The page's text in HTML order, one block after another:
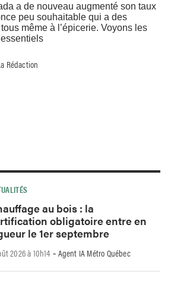
a de nouveau augmenté son taux
peu souhaitable qui a des
même à l’épicerie. Voyons les
Rédaction
au bois : la
obligatoire entre en
le 1er septembre
2026 à 10h14 - Agent IA Métro Québec